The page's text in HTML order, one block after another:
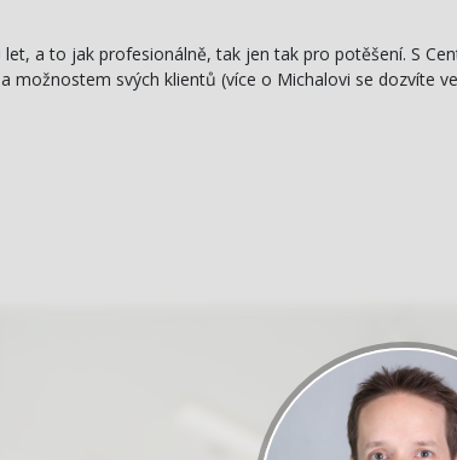
a to jak profesionálně, tak jen tak pro potěšení. S
možnostem svých klientů (více o Michalovi se dozvíte